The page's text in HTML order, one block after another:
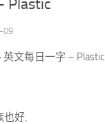
Plastic
09
英文每日一字 – Plastic
也好,